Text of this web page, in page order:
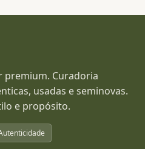
premium. Curadoria
usadas e seminovas.
e propósito.